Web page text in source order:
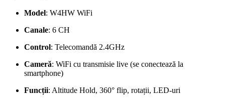
Model: W4HW WiFi
Canale: 6 CH
Control: Telecomandă 2.4GHz
Cameră: WiFi cu transmisie live (se conectează la
smartphone)
Funcții: Altitude Hold, 360° flip, rotații, LED-uri